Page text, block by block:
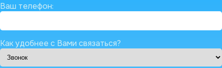
Ваш телефон:
Как удобнее с Вами связаться?